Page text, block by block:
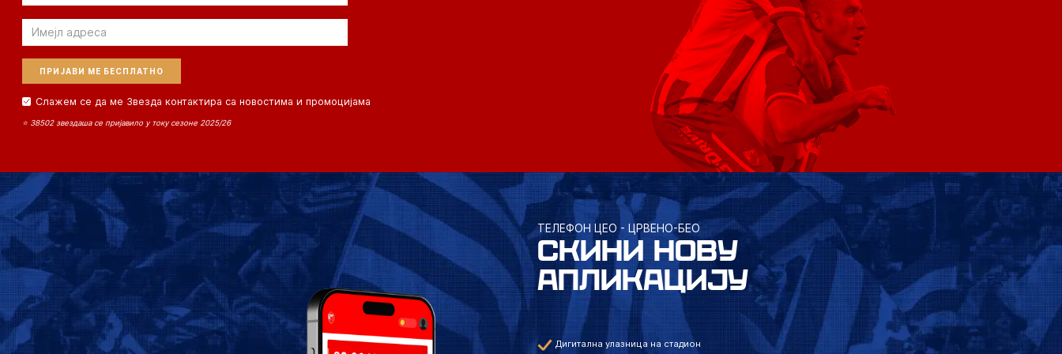
Email
Слажем се да ме Звезда контактира са новостима и промоцијама
⭐ 38502 звездаша се пријавило у току сезоне 2025/26
ТЕЛЕФОН ЦЕО - ЦРВЕНО-БЕО
СКИНИ НОВУ
АПЛИКАЦИЈУ
Дигитална улазница на стадион